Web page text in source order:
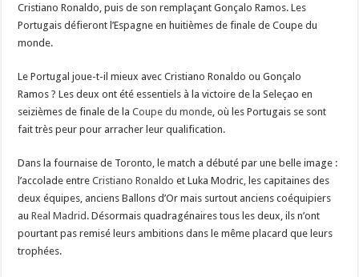
Cristiano Ronaldo, puis de son remplaçant Gonçalo Ramos. Les
Portugais défieront l’Espagne en huitièmes de finale de Coupe du
monde.
Le Portugal joue-t-il mieux avec Cristiano Ronaldo ou Gonçalo
Ramos ? Les deux ont été essentiels à la victoire de la Seleçao en
seizièmes de finale de laCoupe du monde , où les Portugais se sont
fait très peur pour arracher leur qualification.
Dans la fournaise de Toronto, le match a débuté par une belle image :
l’accolade entreCristiano Ronaldo et Luka Modric, les capitaines des
deux équipes, anciens Ballons d’Or mais surtout anciens coéquipiers
auReal Madrid . Désormais quadragénaires tous les deux, ils n’ont
pourtant pas remisé leurs ambitions dans le même placard que leurs
trophées.